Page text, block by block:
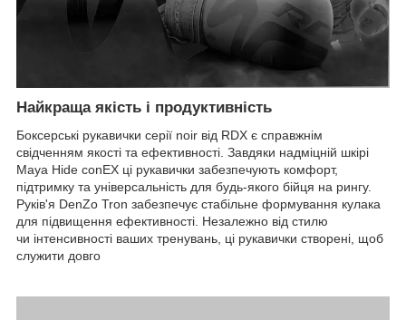
Найкраща якість і продуктивність
Боксерські рукавички серії noir від RDX є справжнім
свідченням якості та ефективності. Завдяки надміцній шкірі
Maya Hide conEX ці рукавички забезпечують комфорт,
підтримку та універсальність для будь-якого бійця на рингу.
Руків'я DenZo Tron забезпечує стабільне формування кулака
для підвищення ефективності. Незалежно від стилю
чи інтенсивності ваших тренувань, ці рукавички створені, щоб
служити довго